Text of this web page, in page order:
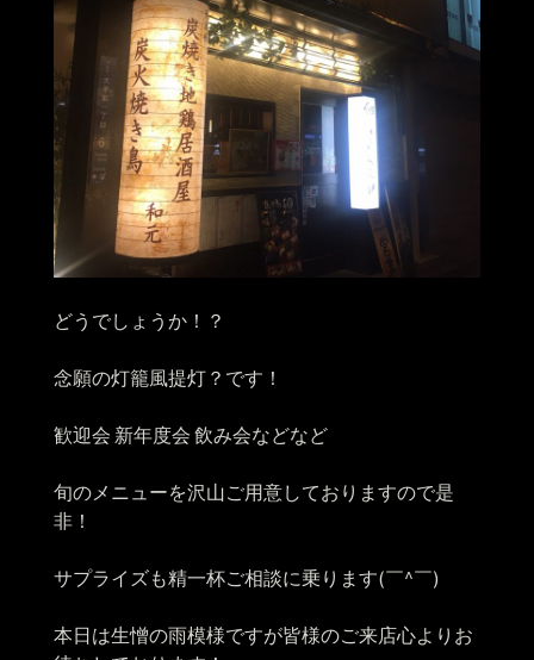
どうでしょうか！？
念願の灯籠風提灯？です！
歓迎会 新年度会 飲み会などなど
旬のメニューを沢山ご用意しておりますので是
非！
サプライズも精一杯ご相談に乗ります(￣^￣)ゞ
本日は生憎の雨模様ですが皆様のご来店心よりお